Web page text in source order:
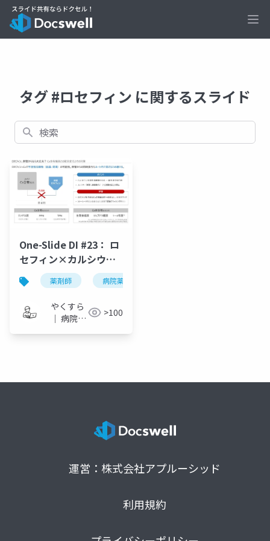
タグ #ロセフィン に関するスライド
検索
One-Slide DI #23： ロ
セフィン×カルシウム
配合変化薬剤師 病院薬剤師
やくすら
｜ 病院薬
>100
運営：株式会社アプルーシッド
利用規約